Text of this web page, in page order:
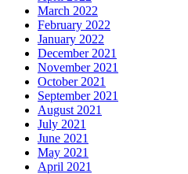
March 2022
February 2022
January 2022
December 2021
November 2021
October 2021
September 2021
August 2021
July 2021
June 2021
May 2021
April 2021